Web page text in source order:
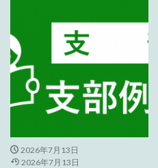
2026年7月13日
2026年7月13日